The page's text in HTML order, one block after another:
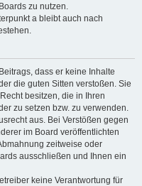
zu nutzen.
a bleibt auch nach
dass er keine Inhalte
die guten Sitten verstoßen. Sie
besitzen, die in Ihren
zu setzen bzw. zu verwenden.
aus. Bei Verstößen gegen
im Board veröffentlichten
zeitweise oder
ausschließen und Ihnen ein
keine Verantwortung für